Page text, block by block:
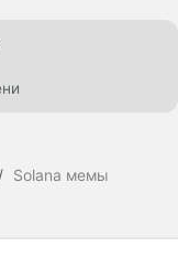
/ Solana мемы